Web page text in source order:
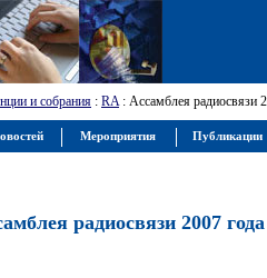
и собрания : RA: Ассамблея радиосвязи
радиосвязи 2007
Мероприятия Публикации